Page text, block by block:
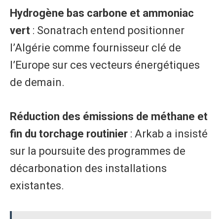
Hydrogène bas carbone et ammoniac
vert : Sonatrach entend positionner
l’Algérie comme fournisseur clé de
l’Europe sur ces vecteurs énergétiques
de demain.
Réduction des émissions de méthane et
fin du torchage routinier : Arkab a insisté
sur la poursuite des programmes de
décarbonation des installations
existantes.